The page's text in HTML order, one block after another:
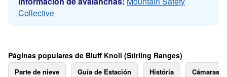
Collective
Páginas populares de Bluff Knoll (Stirling Ranges)
Parte de nieve Guía de Estación História Cámaras